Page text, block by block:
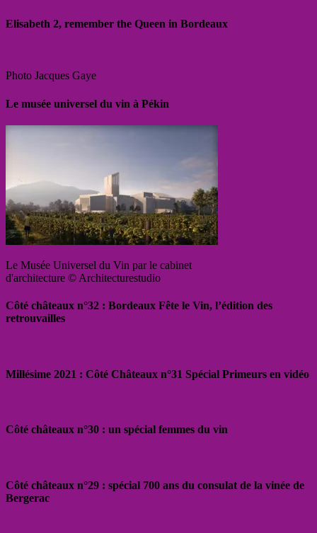
Elisabeth 2, remember the Queen in Bordeaux
Photo Jacques Gaye
Le musée universel du vin à Pékin
Le Musée Universel du Vin par le cabinet
d'architecture © Architecturestudio
Côté châteaux n°32 : Bordeaux Fête le Vin, l’édition des
retrouvailles
Millésime 2021 : Côté Châteaux n°31 Spécial Primeurs en vidéo
Côté châteaux n°30 : un spécial femmes du vin
Côté châteaux n°29 : spécial 700 ans du consulat de la vinée de
Bergerac